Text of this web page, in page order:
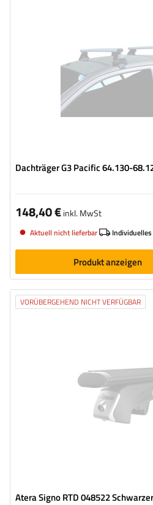
Dachträger G3 Pacific 64.130-
148,40 €inkl. MwSt
Aktuell nicht lieferbar
Produkt anzeigen
VORÜBERGEHEND NICHT VERFÜGBAR
Atera Signo RTD 048522